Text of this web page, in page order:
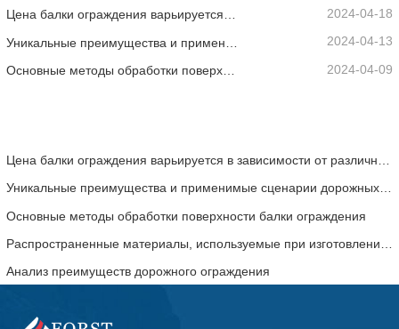
Цена балки ограждения варьируется в зависимости от различных факторов. 2024-04-18
2024-04-13
2024-04-09
Уникальные преимущества и применимые сценарии дорожных ограждений
Основные методы обработки поверхности балки ограждения
Анализ преимуществ дорожного ограждения